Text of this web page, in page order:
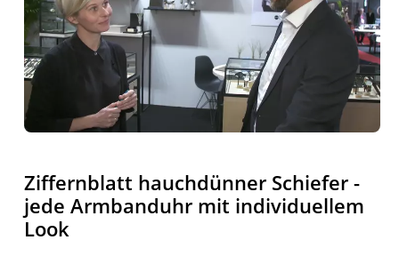
Ziffernblatt hauchdünner Schiefer -
jede Armbanduhr mit individuellem
Look